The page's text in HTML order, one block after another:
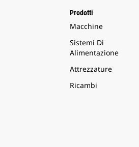
Prodotti
Macchine
Sistemi Di
Alimentazione
Attrezzature
Ricambi